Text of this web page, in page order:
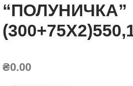
“ПОЛУНИЧКА”
₴0.00